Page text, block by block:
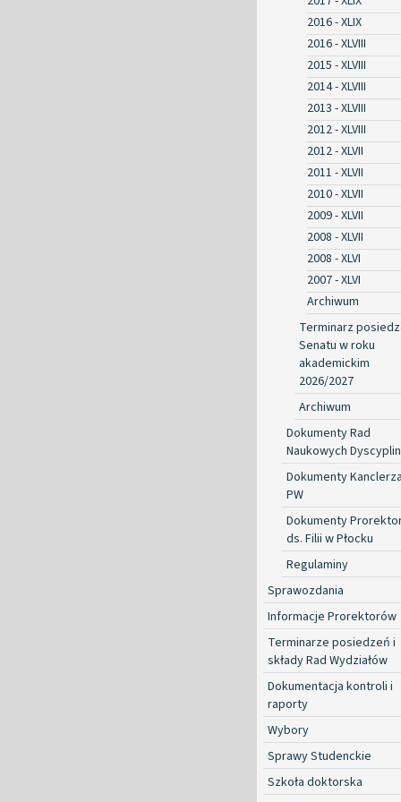
2016 - XLIX
2016 - XLVIII
2015 - XLVIII
2014 - XLVIII
2013 - XLVIII
2012 - XLVIII
2012 - XLVII
2011 - XLVII
2010 - XLVII
2009 - XLVII
2008 - XLVII
2008 - XLVI
2007 - XLVI
Archiwum
Terminarz
Senatu w roku
akademickim
2026/2027
Archiwum
Dokumenty Rad
Naukowych Dyscyplin
Dokumenty
PW
Dokumenty
ds. Filii w Płocku
Regulaminy
Sprawozdania
Informacje Prorektorów
Terminarze posiedzeń i
składy Rad Wydziałów
Dokumentacja kontroli i
raporty
Wybory
Sprawy Studenckie
Szkoła doktorska